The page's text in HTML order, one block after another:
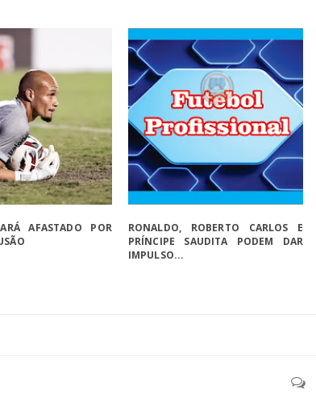
AFASTADO POR
RONALDO, ROBERTO CARLOS E
PRÍNCIPE SAUDITA PODEM DAR
IMPULSO...